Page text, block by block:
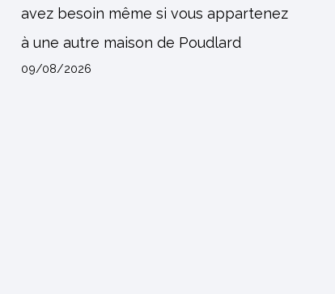
avez besoin même si vous appartenez
à une autre maison de Poudlard
09/08/2026